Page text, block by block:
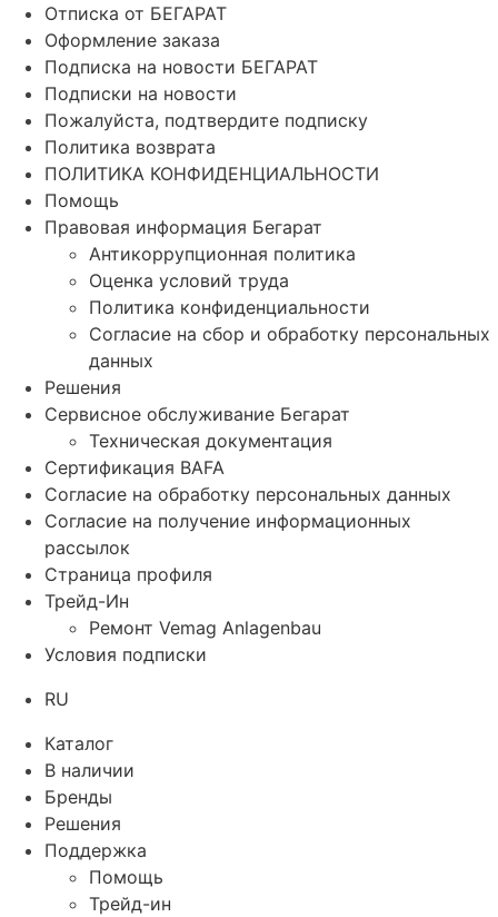
Отписка от БЕГАРАТ
Оформление заказа
Подписка на новости БЕГАРАТ
Подписки на новости
Пожалуйста, подтвердите подписку
Политика возврата
ПОЛИТИКА КОНФИДЕНЦИАЛЬНОСТИ
Помощь
Правовая информация Бегарат
Антикоррупционная политика
Оценка условий труда
Политика конфиденциальности
Согласие на сбор и обработку персональных
данных
Решения
Сервисное обслуживание Бегарат
Техническая документация
Сертификация BAFA
Согласие на обработку персональных данных
Согласие на получение информационных
рассылок
Страница профиля
Трейд-Ин
Ремонт Vemag Anlagenbau
Условия подписки
RU
Каталог
В наличии
Бренды
Решения
Поддержка
Помощь
Трейд-ин